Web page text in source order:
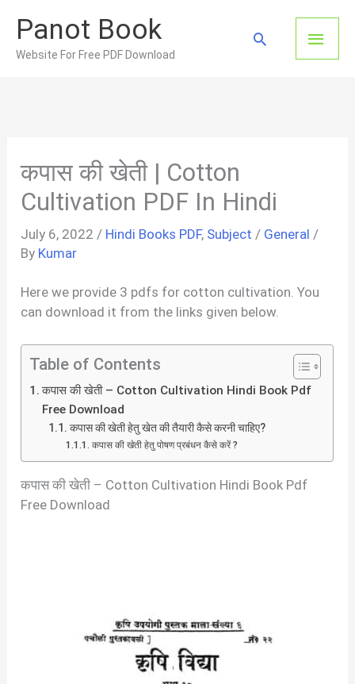
content
Panot Book
Website For Free PDF Download
Main
Search
कपास की खेती | Cotton
Cultivation PDF In Hindi
July 6, 2022 / Hindi Books PDF, Subject / General /
By Kumar
Here we provide 3 pdfs for cotton cultivation. You
can download it from the links given below.
Table of Contents
कपास की खेती – Cotton Cultivation Hindi Book Pdf
Free Download
कपास की खेती हेतु खेत की तैयारी कैसे करनी चाहिए?
कपास की खेती हेतु पोषण प्रबंधन कैसे करें ?
कपास की खेती – Cotton Cultivation Hindi Book Pdf
Free Download